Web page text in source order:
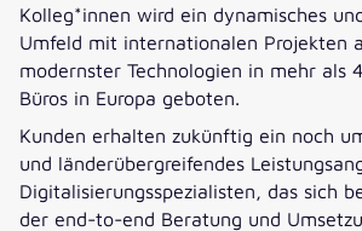
Kolleg*innen wird ein dynamisches
Umfeld mit internationalen Projekten
modernster Technologien in mehr als
Büros in Europa geboten.
Kunden erhalten zukünftig ein noch
und länderübergreifendes
Digitalisierungsspezialisten, das sich
der end-to-end Beratung und